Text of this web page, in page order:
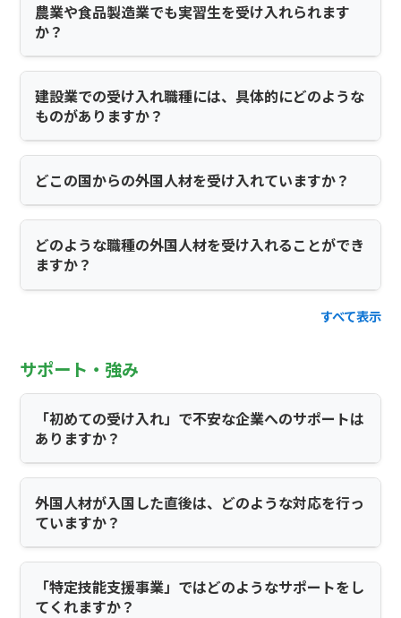
農業や食品製造業でも実習生を受け入れられます
か？
建設業での受け入れ職種には、具体的にどのような
ものがありますか？
どこの国からの外国人材を受け入れていますか？
どのような職種の外国人材を受け入れることができ
ますか？
すべて表示
サポート・強み
「初めての受け入れ」で不安な企業へのサポートは
ありますか？
外国人材が入国した直後は、どのような対応を行っ
ていますか？
「特定技能支援事業」ではどのようなサポートをし
てくれますか？